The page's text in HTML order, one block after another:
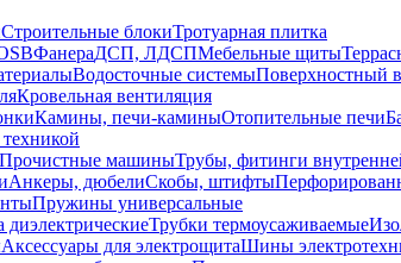
Строительные блокиТротуарная плитка
ФанераДСП, ЛДСПМебельные щиты
Водосточные системыПоверхностный
Кровельная вентиляция
Камины, печи-каминыОтопительные печи
Прочистные машиныТрубы, фитинги
Анкеры, дюбелиСкобы, штифты
Пружины универсальные
диэлектрическиеТрубки термоусаживаемые
Аксессуары для электрощитаШины